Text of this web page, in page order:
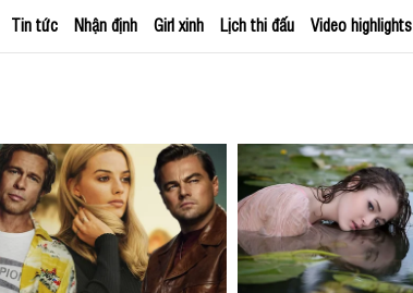
Tin tức Nhận định Girl xinh Lịch thi đấu Video highlights